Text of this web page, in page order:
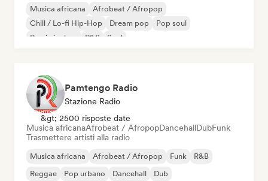
Musica africana
Afrobeat / Afropop
Chill / Lo-fi Hip-Hop
Dream pop
Pop soul
Rap in inglese
R&B Soul
Pamtengo Radio
Stazione Radio
&gt; 2500 risposte date
Musica africanaAfrobeat / AfropopDancehallDubFunk
Trasmettere artisti alla radio
Musica africana Afrobeat / Afropop Funk
R&B
Reggae
Pop urbano Dancehall Dub